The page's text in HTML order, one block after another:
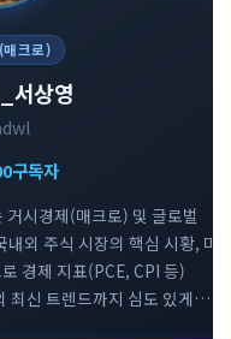
크로)
서상영
구독자
시경제(매크로) 및 글로벌
외 주식 시장의 핵심 시황, 미
경제 지표(PCE, CPI 등)
최신 트렌드까지 심도 있게